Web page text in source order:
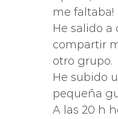
me faltaba!
He salido
compartir
otro grupo.
He subido
pequeña
A las 20 h